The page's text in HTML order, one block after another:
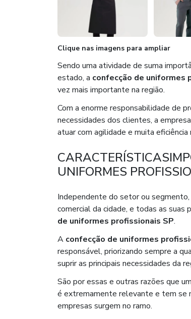
Clique nas imagens para ampliar
Sendo uma atividade de suma
estado, a confecção de uniformes
vez mais importante na região.
Com a enorme responsabilidade de
necessidades dos clientes, a
atuar com agilidade e muita
UNIFORMES
Independente do setor ou
comercial da cidade, e todas as suas
de uniformes profissionais SP.
A confecção de uniformes
responsável, priorizando sempre a
suprir as principais necessidades da
São por essas e outras razões que
é extremamente relevante e tem se
empresas surgem no ramo.